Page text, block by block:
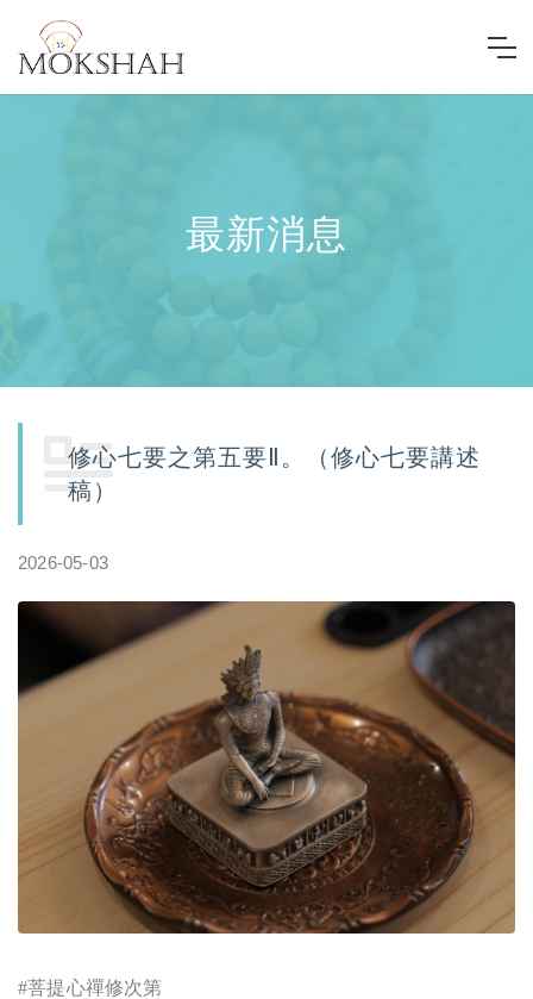
最新消息
修心七要之第五要Ⅱ。（修心七要講述
稿）
2026-05-03
#菩提心禪修次第